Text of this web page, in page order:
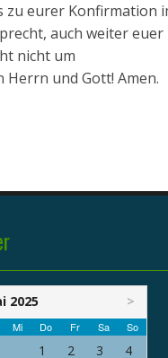
zu eurer Konfirmation
auch weiter euer
nicht um
und Gott! Amen.
2025 >
Mi Do Fr Sa So
1 2 3 4